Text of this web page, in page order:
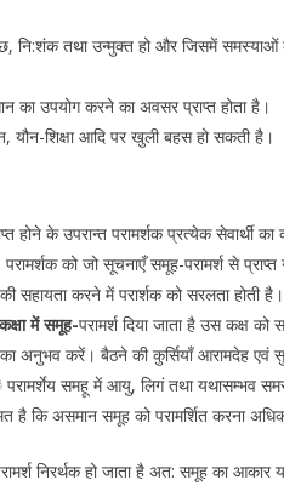
नि:शंक तथा उन्मुक्त हो और जिसमें
का उपयोग करने का अवसर प्राप्त होता है।
शिक्षा आदि पर खुली बहस हो सकती है।
होने के उपरान्त परामर्शक प्रत्येक सेवार्थी का
को जो सूचनाएँ समूह-परामर्श से प्राप्त नहीं
सहायता करने में परार्शक को सरलता होती है।
में समूह-परामर्श दिया जाता है उस कक्ष को
अनुभव करें। बैठने की कुर्सियाँ आरामदेह एवं
समहू में आयु, लिगं तथा यथासम्भव
है कि असमान समूह को परामर्शित करना
निरर्थक हो जाता है अत: समूह का आकार